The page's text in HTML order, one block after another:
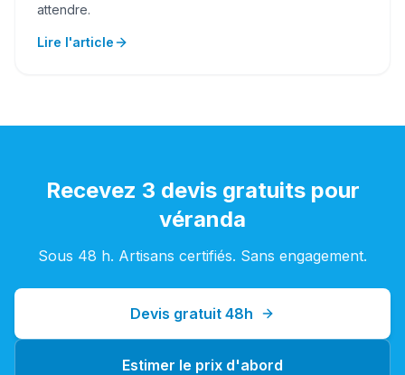
attendre.
Lire l'article
Recevez 3 devis gratuits pour
véranda
Sous 48 h. Artisans certifiés. Sans engagement.
Devis gratuit 48h
Estimer le prix d'abord